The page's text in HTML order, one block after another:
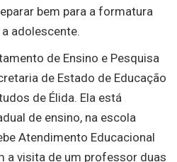
bem para a formatura
adolescente.
de Ensino e Pesquisa
de Estado de Educação
de Élida. Ela está
de ensino, na escola
Atendimento Educacional
a visita de um professor duas